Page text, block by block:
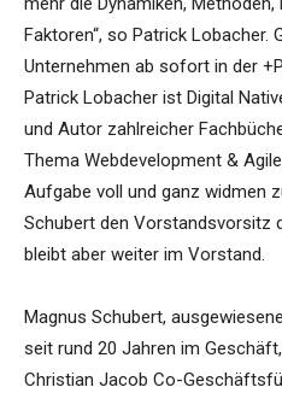
Faktoren“, so Patrick Lobacher.
Unternehmen ab sofort in der
Patrick Lobacher ist Digital
und Autor zahlreicher
Thema Webdevelopment &
Aufgabe voll und ganz widmen
Schubert den Vorstandsvorsitz
bleibt aber weiter im Vorstand.
Magnus Schubert,
seit rund 20 Jahren im
Christian Jacob Co-